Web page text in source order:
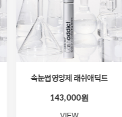
속눈썹영양제 래쉬애딕트
143,000원
VIEW